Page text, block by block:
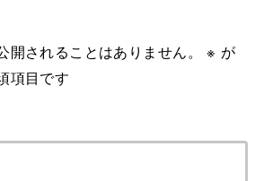
開されることはありません。 ※ が
項目です